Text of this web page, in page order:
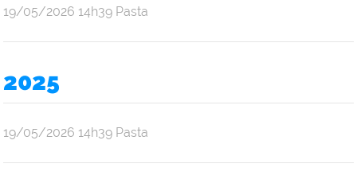
por
Araújo
publicado
19/05/2026 14h39 Pasta
2025
por
publicado
19/05/2026 14h39 Pasta